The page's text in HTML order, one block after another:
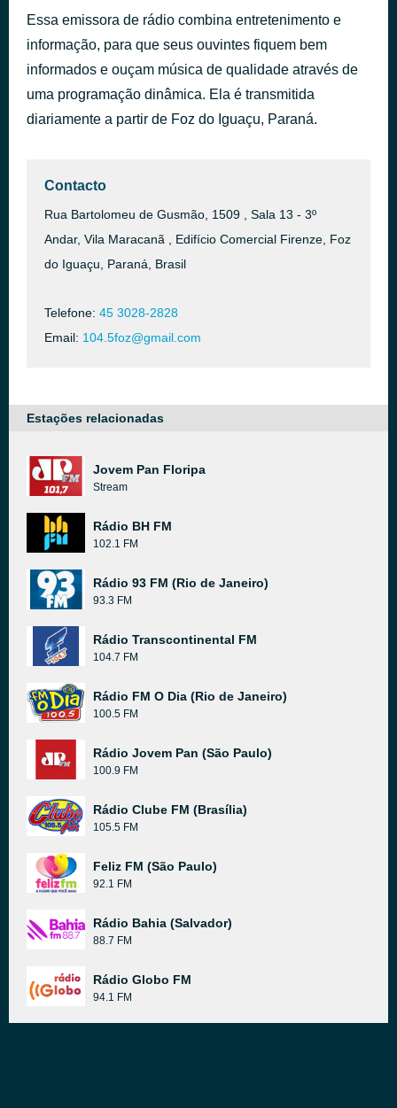
Essa emissora de rádio combina entretenimento e
informação, para que seus ouvintes fiquem bem
informados e ouçam música de qualidade através de
uma programação dinâmica. Ela é transmitida
diariamente a partir de Foz do Iguaçu, Paraná.
Contacto
Rua Bartolomeu de Gusmão, 1509 , Sala 13 - 3º
Andar, Vila Maracanã , Edifício Comercial Firenze, Foz
do Iguaçu, Paraná, Brasil
Telefone: 45 3028-2828
Email: 104.5foz@gmail.com
Estações relacionadas
Jovem Pan Floripa
Stream
Rádio BH FM
102.1 FM
Rádio 93 FM (Rio de Janeiro)
93.3 FM
Rádio Transcontinental FM
104.7 FM
Rádio FM O Dia (Rio de Janeiro)
100.5 FM
Rádio Jovem Pan (São Paulo)
100.9 FM
Rádio Clube FM (Brasília)
105.5 FM
Feliz FM (São Paulo)
92.1 FM
Rádio Bahia (Salvador)
88.7 FM
Rádio Globo FM
94.1 FM